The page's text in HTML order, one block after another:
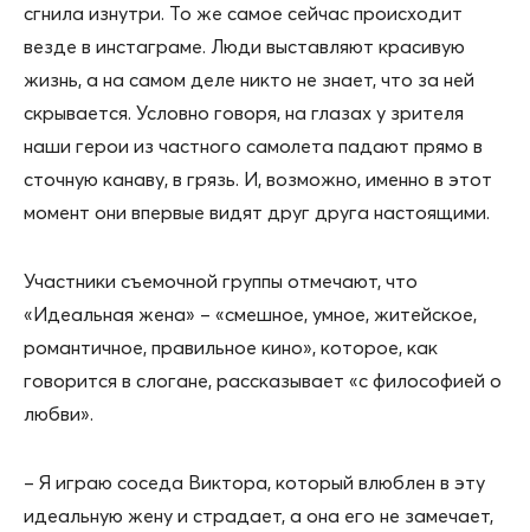
сгнила изнутри. То же самое сейчас происходит
везде в инстаграме. Люди выставляют красивую
жизнь, а на самом деле никто не знает, что за ней
скрывается. Условно говоря, на глазах у зрителя
наши герои из частного самолета падают прямо в
сточную канаву, в грязь. И, возможно, именно в этот
момент они впервые видят друг друга настоящими.
Участники съемочной группы отмечают, что
«Идеальная жена» – «смешное, умное, житейское,
романтичное, правильное кино», которое, как
говорится в слогане, рассказывает «с философией о
любви».
– Я играю соседа Виктора, который влюблен в эту
идеальную жену и страдает, а она его не замечает,